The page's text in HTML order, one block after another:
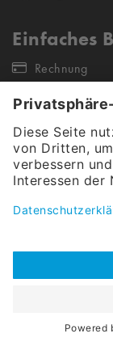
Einfaches
Rechnung
Unsere
Öffentliche